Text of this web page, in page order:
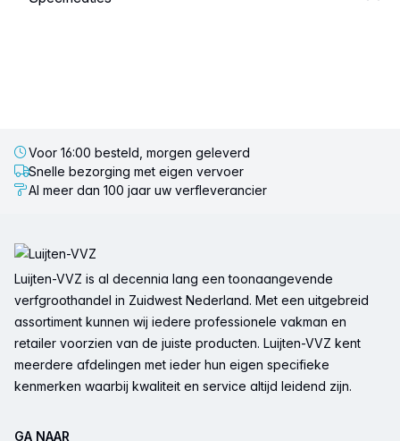
Voor 16:00 besteld, morgen geleverd
Snelle bezorging met eigen vervoer
Al meer dan 100 jaar uw verfleverancier
Luijten-VVZ is al decennia lang een toonaangevende
verfgroothandel in Zuidwest Nederland. Met een uitgebreid
assortiment kunnen wij iedere professionele vakman en
retailer voorzien van de juiste producten. Luijten-VVZ kent
meerdere afdelingen met ieder hun eigen specifieke
kenmerken waarbij kwaliteit en service altijd leidend zijn.
GA NAAR